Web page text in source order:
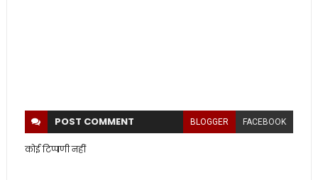
POST COMMENT BLOGGER FACEBOOK
कोई टिप्पणी नहीं